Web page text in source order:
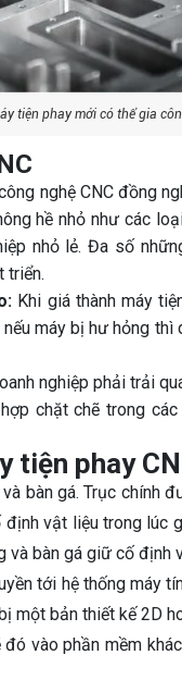
tiện phay mới có thể gia
nghệ CNC đồng
hề nhỏ như các
nhỏ lẻ. Đa số
triển.
Khi giá thành máy
máy bị hư hỏng thì
nghiệp phải trải
chặt chẽ trong
tiện phay
bàn gá. Trục chính
vật liệu trong lúc
bàn gá giữ cố định
tới hệ thống máy
một bản thiết kế 2D
vào phần mềm